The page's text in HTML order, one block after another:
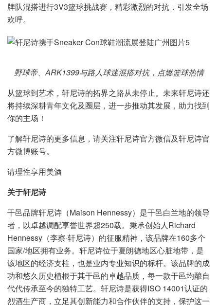
牌队混搭进行3V3篮球挑战赛，精彩激烈的对抗，引发全场
欢呼。
野球帝、ARK1399与路人球迷混搭对抗，点燃篮球热情
从篮球到艺术，轩尼诗的拓界之路从未停止。未来轩尼诗还
将持续深耕青年文化及圈层，进一步推动其发展，助力找到
你的主场！
了解轩尼诗的更多信息，请关注轩尼诗官方微信及轩尼诗官
方微博账号。
请理性享用美酒
关于轩尼诗
干邑品牌轩尼诗（Maison Hennessy）是干邑白兰地的领导
者，以卓越调配享誉世界超250载。秉承创始人Richard
Hennessy（李察·轩尼诗）的征服精神，该品牌在160多个
国家/地区拥有业务。轩尼诗位于夏朗德地区心脏地带，是
该地区的经济支柱，也是业内专业知识的标杆。该品牌的成
功和悠久历史植根于其干邑的卓越品质，每一款干邑均酿自
代代传承至今的独特工艺。轩尼诗是获得ISO 14001认证的
烈酒生产商，立足其创新能力和合作伙伴的支持，保护这一